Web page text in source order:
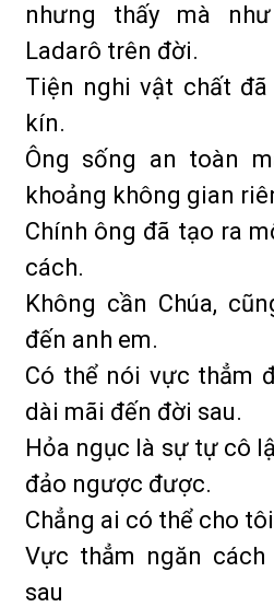
nhưng thấy mà
Ladarô trên đời.
Tiện nghi vật chất
kín.
Ông sống an toàn
khoảng không gian
Chính ông đã tạo ra
cách.
Không cần Chúa,
đến anh em.
Có thể nói vực thẳm
dài mãi đến đời sau.
Hỏa ngục là sự tự cô
đảo ngược được.
Chẳng ai có thể cho
Vực thẳm ngăn
sau